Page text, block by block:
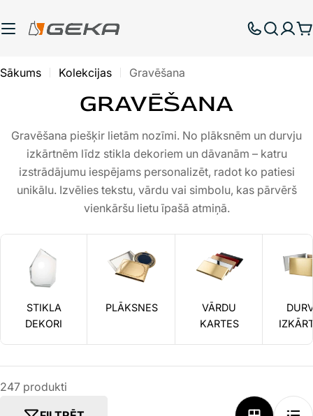
uz
Sākums Kolekcijas Gravēšana
GRAVĒŠANA
Gravēšana piešķir lietām nozīmi. No plāksnēm un durvju
izkārtnēm līdz stikla dekoriem un dāvanām – katru
izstrādājumu iespējams personalizēt, radot ko patiesi
unikālu. Izvēlies tekstu, vārdu vai simbolu, kas pārvērš
vienkāršu lietu īpašā atmiņā.
STIKLA
DEKORI
PLĀKSNES
VĀRDU
KARTES
247 produkti